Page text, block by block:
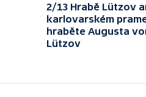
2/13 Hrabě Lützov
karlovarském
hraběte Augusta
Lützov